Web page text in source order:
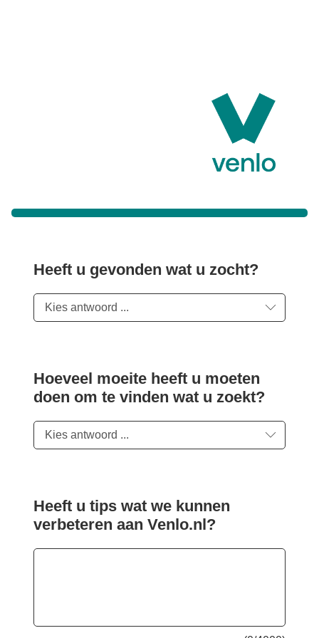
Heeft u gevonden wat u zocht?
Kies antwoord ...
Hoeveel moeite heeft u moeten
doen om te vinden wat u zoekt?
Kies antwoord ...
Heeft u tips wat we kunnen
verbeteren aan Venlo.nl?